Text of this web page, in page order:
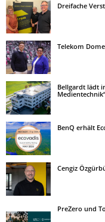
Dreifache
Telekom
Bellgardt lädt
Medientechnik“
BenQ erhält
Cengiz
PreZero und